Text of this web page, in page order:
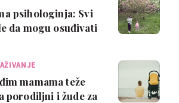
psihologinja: Svi
da mogu osuđivati
mamama teže
porodiljni i žude za